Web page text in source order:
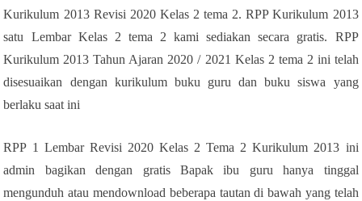
Kurikulum 2013 Revisi 2020 Kelas 2 tema 2. RPP Kurikulum 2013
satu Lembar Kelas 2 tema 2 kami sediakan secara gratis. RPP
Kurikulum 2013 Tahun Ajaran 2020 / 2021 Kelas 2 tema 2 ini telah
disesuaikan dengan kurikulum buku guru dan buku siswa yang
berlaku saat ini
RPP 1 Lembar Revisi 2020 Kelas 2 Tema 2 Kurikulum 2013 ini
admin bagikan dengan gratis Bapak ibu guru hanya tinggal
mengunduh atau mendownload beberapa tautan di bawah yang telah